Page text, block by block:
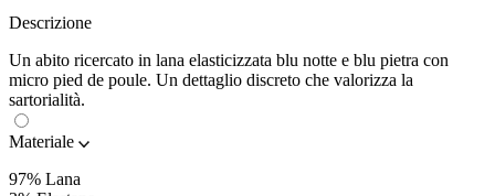
Descrizione
Un abito ricercato in lana elasticizzata blu notte e blu pietra con
micro pied de poule. Un dettaglio discreto che valorizza la
sartorialità.
Materiale
97% Lana